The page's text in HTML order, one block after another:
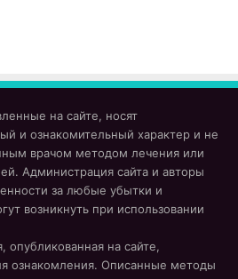
на сайте, носят
и ознакомительный характер и не
врачом методом лечения или
Администрация сайта и авторы
за любые убытки и
возникнуть при использовании
опубликованная на сайте,
ознакомления. Описанные методы